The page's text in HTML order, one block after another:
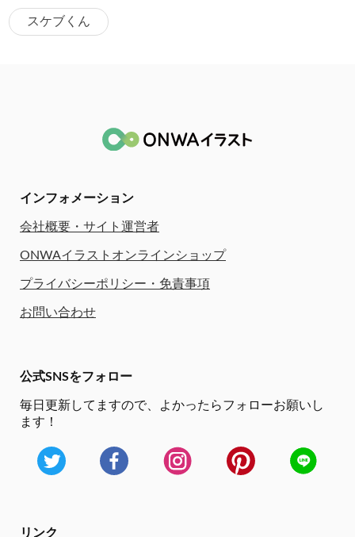
スケブくん
インフォメーション
会社概要・サイト運営者
ONWAイラストオンラインショップ
プライバシーポリシー・免責事項
お問い合わせ
公式SNSをフォロー
毎日更新してますので、
よかったらフォローお願いし
ます！
リンク